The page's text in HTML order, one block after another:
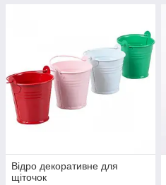
Відро декоративне для
щіточок